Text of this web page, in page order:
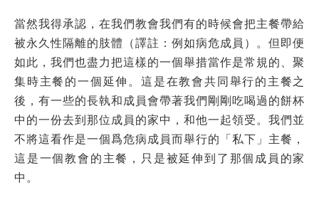
當然我得承認，在我們教會我們有的時候會把主餐帶給
被永久性隔離的肢體（譯註：例如病危成員）。但即便
如此，我們也盡力把這樣的一個舉措當作是常規的、聚
集時主餐的一個延伸。這是在教會共同舉行的主餐之
後，有一些的長執和成員會帶著我們剛剛吃喝過的餅杯
中的一份去到那位成員的家中，和他一起領受。我們並
不將這看作是一個爲危病成員而舉行的「私下」主餐，
這是一個教會的主餐，只是被延伸到了那個成員的家
中。